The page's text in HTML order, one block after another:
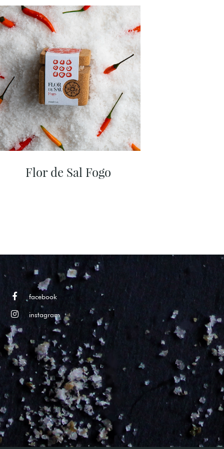
Flor de Sal Fogo
facebook
instagram